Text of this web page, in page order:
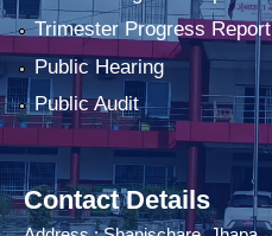
Trimester Progress Report
Public Hearing
Public Audit
Contact Details